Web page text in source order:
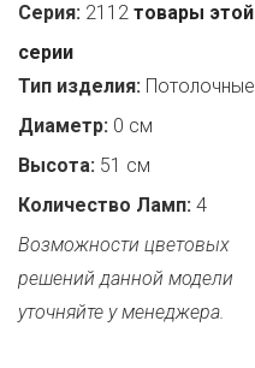
Серия: 2112 товары этой
серии
Тип изделия: Потолочные
Диаметр: 0 см
Высота: 51 см
Количество Ламп: 4
Возможности цветовых
решений данной модели
уточняйте у менеджера.